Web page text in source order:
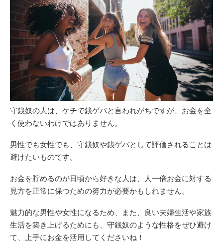
守銭奴の人は、ケチで銭ゲバと言われがちですが、お金を全
く使わないわけではありません。
男性でも女性でも、守銭奴や銭ゲバとして評価されることは
避けたいものです。
お金を貯めるのが日頃から好きな人は、人一倍お金に対する
見方を正常に保つための努力が必要かもしれません。
魅力的な男性や女性になるため、また、良い夫婦生活や家族
生活を築き上げるためにも、守銭奴のような性格をぜひ避け
て、上手にお金を活用してくださいね！